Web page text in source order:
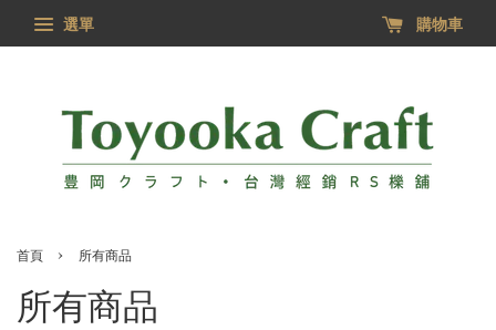
選單 購物車
首頁 › 所有商品
所有商品